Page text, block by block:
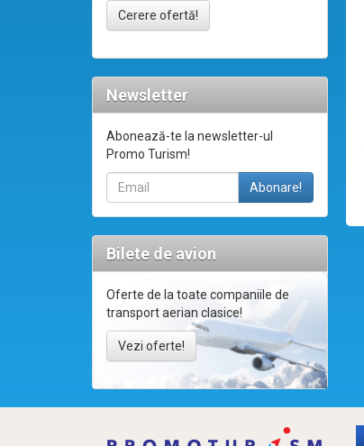
Cerere ofertă!
Newsletter
Abonează-te la newsletter-ul
Promo Turism!
Bilete de avion
Oferte de la toate companiile de
transport aerian clasice!
Vezi oferte!